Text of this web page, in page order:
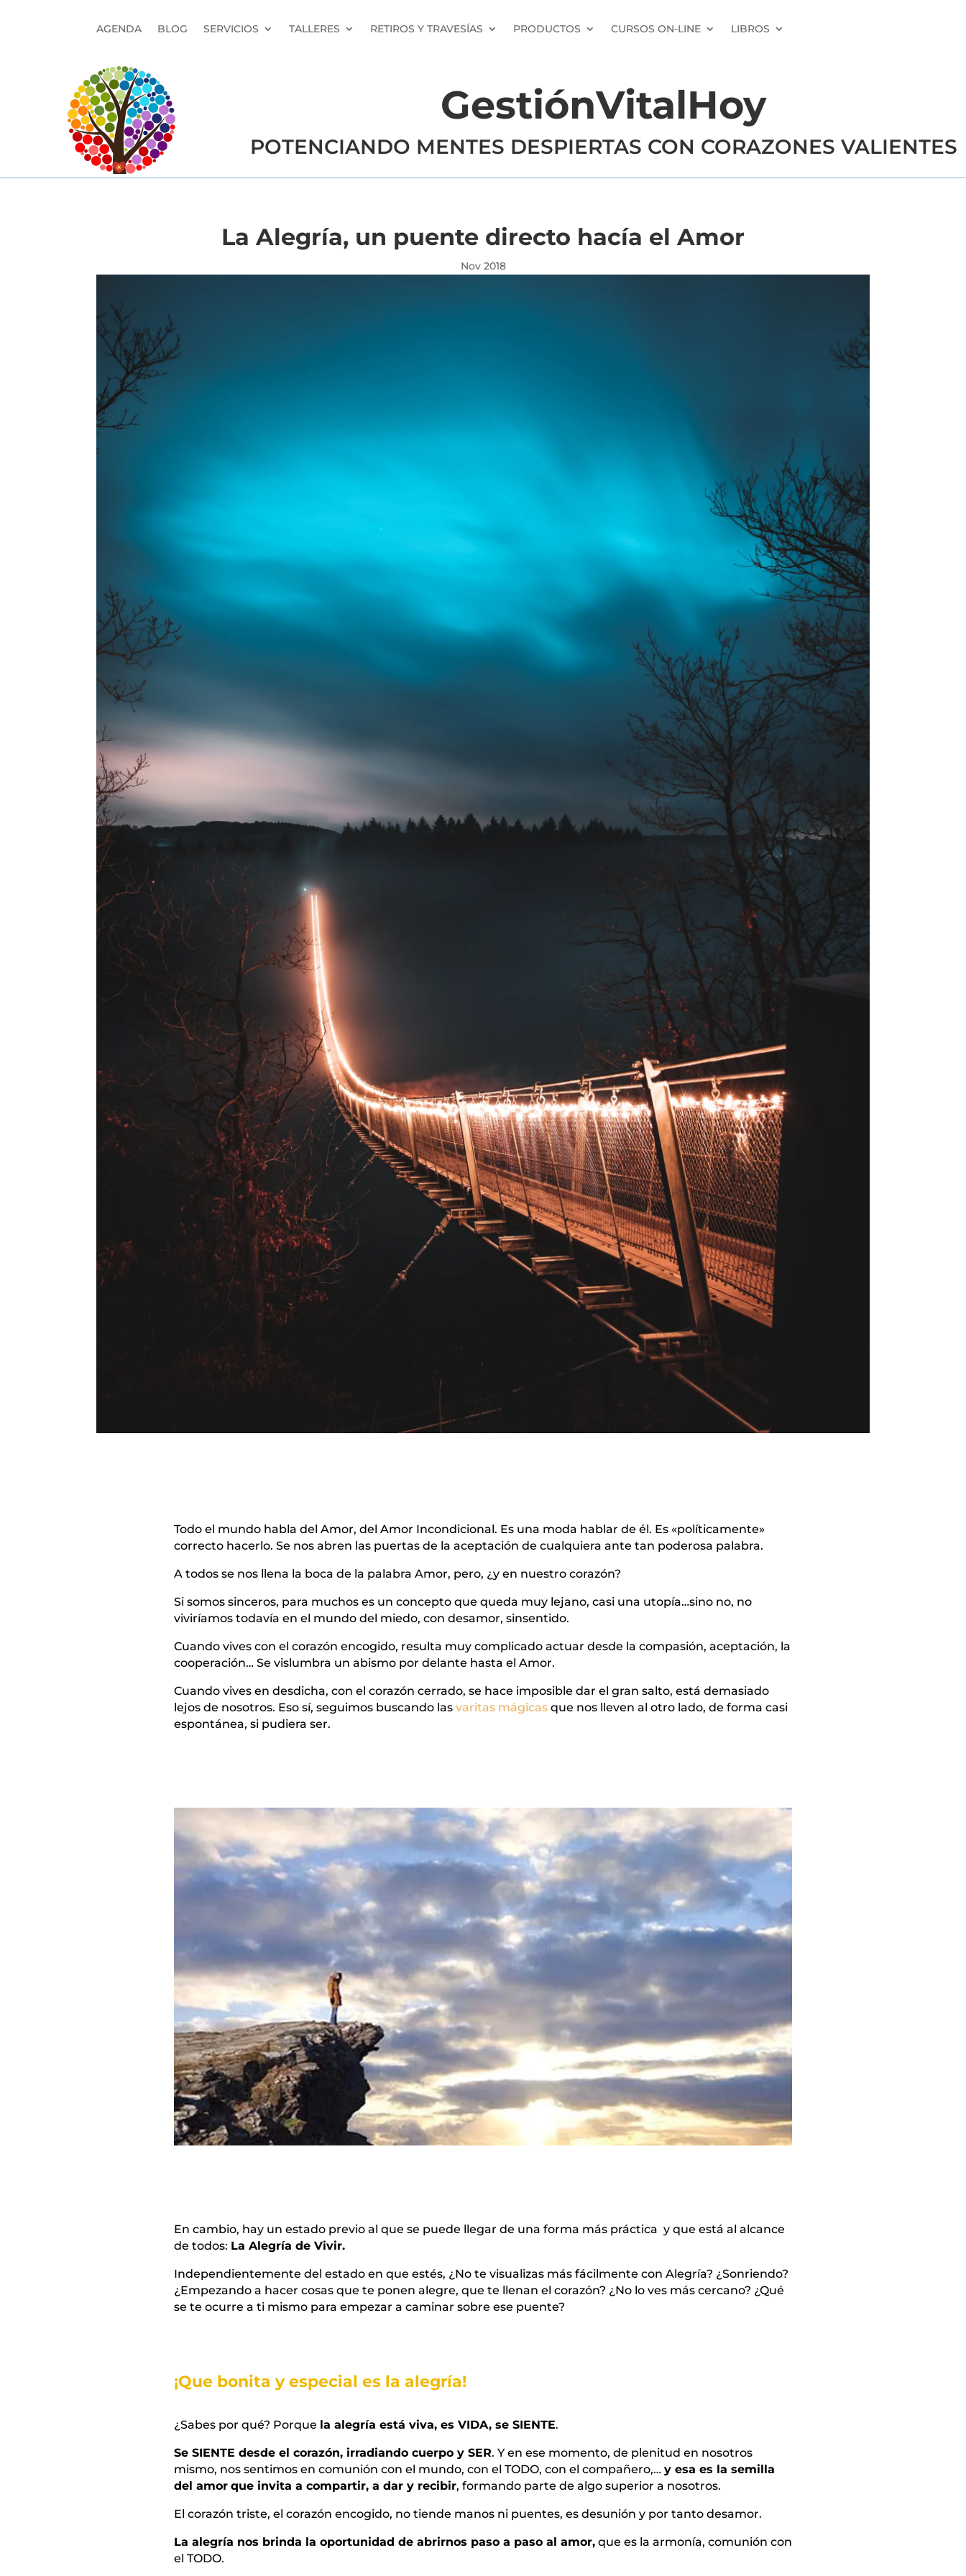
AGENDA BLOG SERVICIOS TALLERES RETIROS Y TRAVESÍAS PRODUCTOS CURSOS ON-LINE LIBROS
GestiónVitalHoy
POTENCIANDO MENTES DESPIERTAS CON CORAZONES VALIENTES
La Alegría, un puente directo hacía el Amor
Nov 2018
Todo el mundo habla del Amor, del Amor Incondicional. Es una moda hablar de él. Es «políticamente»
correcto hacerlo. Se nos abren las puertas de la aceptación de cualquiera ante tan poderosa palabra.
A todos se nos llena la boca de la palabra Amor, pero, ¿y en nuestro corazón?
Si somos sinceros, para muchos es un concepto que queda muy lejano, casi una utopía…sino no, no
viviríamos todavía en el mundo del miedo, con desamor, sinsentido.
Cuando vives con el corazón encogido, resulta muy complicado actuar desde la compasión, aceptación, la
cooperación… Se vislumbra un abismo por delante hasta el Amor.
Cuando vives en desdicha, con el corazón cerrado, se hace imposible dar el gran salto, está demasiado
lejos de nosotros. Eso sí, seguimos buscando las varitas mágicasque nos lleven al otro lado, de forma casi
espontánea, si pudiera ser.
En cambio, hay un estado previo al que se puede llegar de una forma más práctica y que está al alcance
de todos: La Alegría de Vivir.
Independientemente del estado en que estés, ¿No te visualizas más fácilmente con Alegría? ¿Sonriendo?
¿Empezando a hacer cosas que te ponen alegre, que te llenan el corazón? ¿No lo ves más cercano? ¿Qué
se te ocurre a ti mismo para empezar a caminar sobre ese puente?
¡Que bonita y especial es la alegría!
¿Sabes por qué? Porque la alegría está viva, es VIDA, se SIENTE.
Se SIENTE desde el corazón, irradiando cuerpo y SER. Y en ese momento, de plenitud en nosotros
mismo, nos sentimos en comunión con el mundo, con el TODO, con el compañero,… y esa es la semilla
del amor que invita a compartir, a dar y recibir, formando parte de algo superior a nosotros.
El corazón triste, el corazón encogido, no tiende manos ni puentes, es desunión y por tanto desamor.
La alegría nos brinda la oportunidad de abrirnos paso a paso al amor,que es la armonía, comunión con
el TODO.